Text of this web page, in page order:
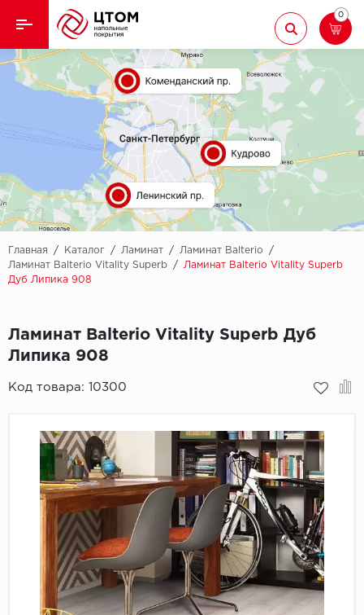
Назад
Кварцвиниловая плитка
Назад
Aberhof
Adelar
Alfa
AllureFloor
Alpine floor
Bonkeel
Classen
CorkArt Vinyl
CronaFloor
Damy Floor
Ламинат
Ковролин
Линолеум
Паркет
Паркетная доска
Подложка
Пробковое покрытие
0
Главная / Каталог / Ламинат / Ламинат Balterio
/
Ламинат Balterio Vitality Superb
/
Ламинат Balterio Vitality Superb
Дуб Липика 908
Ламинат Balterio Vitality Superb Дуб
Липика 908
Код товара: 10300